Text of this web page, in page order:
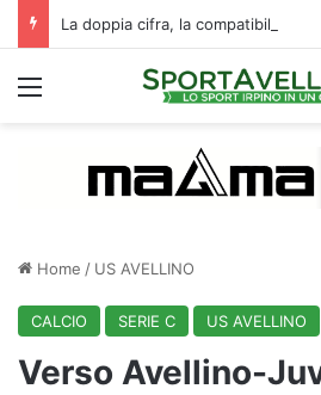
Menu
Home / US AVELLINO
CALCIO SERIE C US AVELLINO
Verso Avellino-